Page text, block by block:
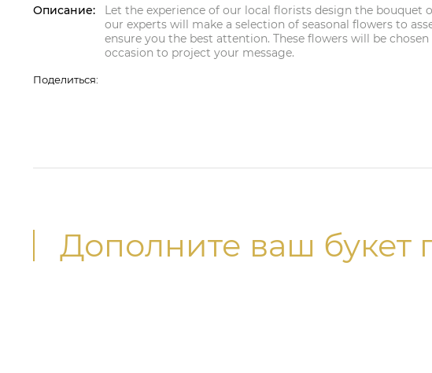
Описание:
Let the experience of our local florists design the bouquet
our experts will make a selection of seasonal flowers to
ensure you the best attention. These flowers will be
occasion to project your message.
Поделиться:
Дополните ваш букет